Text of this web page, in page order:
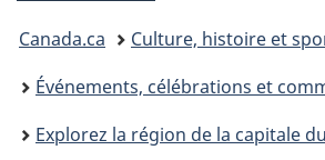
Vous
êtes
ici :
Canada.ca
Culture, histoire et
Événements, célébrations et
Explorez la région de la capitale